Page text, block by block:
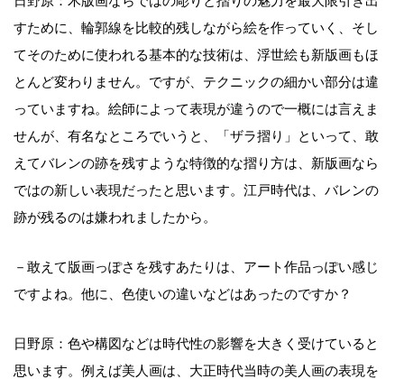
すために、輪郭線を比較的残しながら絵を作っていく、そし
てそのために使われる基本的な技術は、浮世絵も新版画もほ
とんど変わりません。ですが、テクニックの細かい部分は違
っていますね。絵師によって表現が違うので一概には言えま
せんが、有名なところでいうと、「ザラ摺り」といって、敢
えてバレンの跡を残すような特徴的な摺り方は、新版画なら
ではの新しい表現だったと思います。江戸時代は、バレンの
跡が残るのは嫌われましたから。
－敢えて版画っぽさを残すあたりは、アート作品っぽい感じ
ですよね。他に、色使いの違いなどはあったのですか？
日野原：色や構図などは時代性の影響を大きく受けていると
思います。例えば美人画は、大正時代当時の美人画の表現を